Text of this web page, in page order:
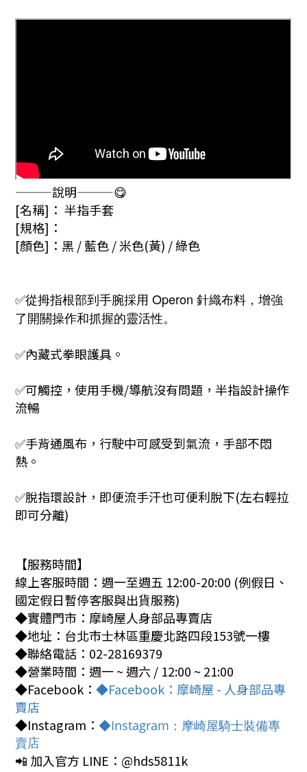
———說明———😋
[名稱]： 半指手套
[規格]：
[顏色]：黑 / 藍色 / 米色(黃) / 綠色
✅從拇指根部到手腕採用 Operon 針織布料，增強
了開關操作和抓握的靈活性。
✅內藏式拳眼護具。
✅可觸控，使用手機/導航沒有問題，半指設計操作
流暢
✅手背通風布，行駛中可感受到氣流，手部不悶
熱。
✅脫指環設計，即便流手汗也可便利脫下(左右輕拉
即可分離)
【服務時間】
線上客服時間：週一至週五 12:00-20:00 (例假日、
國定假日暫停客服與出貨服務)
◆實體門市：摩崎屋人身部品專賣店
◆地址：台北市士林區重慶北路四段153號一樓
◆聯絡電話：02-28169379
◆營業時間：週一 ~ 週六 / 12:00 ~ 21:00
◆Facebook： ◆Facebook：摩崎屋 - 人身部品專
賣店
◆Instagram： ◆Instagram：摩崎屋騎士裝備專
賣店
📲 加入官方 LINE：@hds5811k